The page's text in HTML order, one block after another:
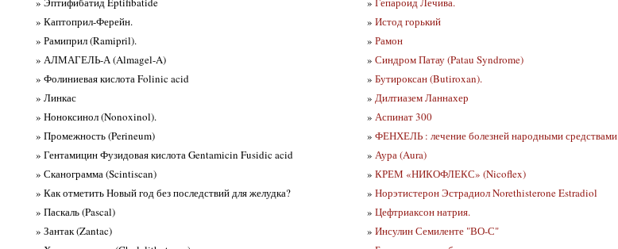
» Каптоприл-Ферейн.
» Рамиприл (Ramipril).
» АЛМАГЕЛЬ-А (Almagel-A)
» Фолиниевая кислота Folinic acid
» Линкас
» Ноноксинол (Nonoxinol).
» Промежность (Perineum)
» Гентамицин Фузидовая кислота Gentamicin Fusidic acid
» Сканограмма (Scintiscan)
» Как отметить Новый год без последствий для желудка?
» Паскаль (Pascal)
» Зантак (Zantac)
» Истод горький
» Рамон
» Синдром Патау (Patau Syndrome)
» Бутироксан (Butiroxan).
» Дилтиазем Ланнахер
» Аспинат 300
» ФЕНХЕЛЬ : лечение болезней народными средствами
» Аура (Aura)
» КРЕМ «НИКОФЛЕКС» (Nicoflex)
» Норэтистерон Эстрадиол Norethisterone Estradiol
» Цефтриаксон натрия.
» Инсулин Семиленте "ВО-С"